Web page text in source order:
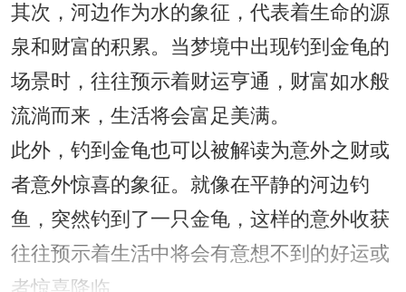
其次，河边作为水的象征，代表着生命的源
泉和财富的积累。当梦境中出现钓到金龟的
场景时，往往预示着财运亨通，财富如水般
流淌而来，生活将会富足美满。
此外，钓到金龟也可以被解读为意外之财或
者意外惊喜的象征。就像在平静的河边钓
鱼，突然钓到了一只金龟，这样的意外收获
往往预示着生活中将会有意想不到的好运或